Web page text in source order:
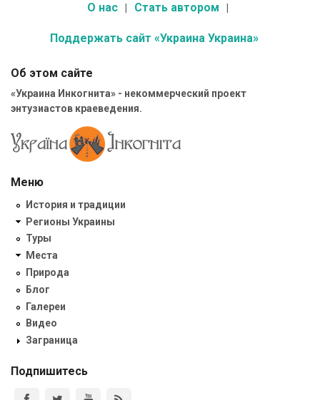
О нас Стать автором
Поддержать сайт «Украина Украина»
Об этом сайте
«Украина Инкогнита» - некоммерческий проект
энтузиастов краеведения.
Меню
История и традиции
Регионы Украины
Туры
Места
Природа
Блог
Галереи
Видео
Заграница
Подпишитесь